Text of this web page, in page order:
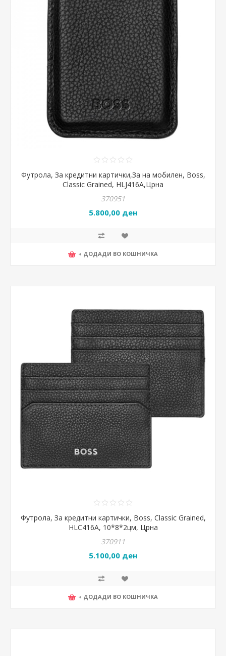
Футрола, За кредитни картички,За на мобилен, Boss,
Classic Grained, HLJ416A,Црна
370951
5.800,00 ден
+ ДОДАДИ ВО КОШНИЧКА
Футрола, За кредитни картички, Boss, Classic Grained,
HLC416A, 10*8*2цм, Црна
370911
5.100,00 ден
+ ДОДАДИ ВО КОШНИЧКА